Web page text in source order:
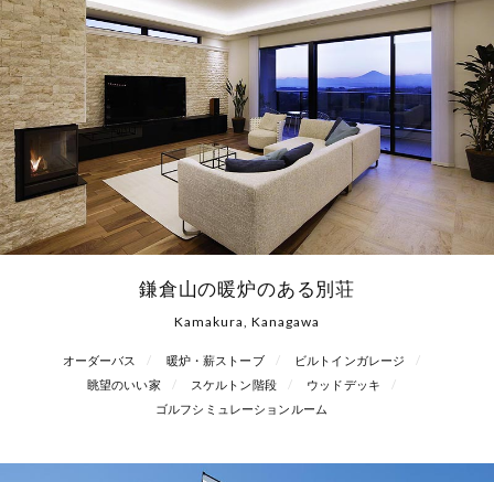
鎌倉山の暖炉のある別荘
Kamakura, Kanagawa
オーダーバス 暖炉・薪ストーブ
ビルトインガレージ
眺望のいい家
スケルトン階段
ウッドデッキ
ゴルフシミュレーションルーム